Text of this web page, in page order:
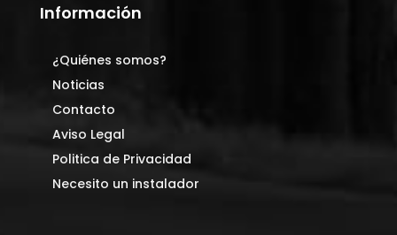
Información
¿Quiénes somos?
Noticias
Contacto
Aviso Legal
Politica de Privacidad
Necesito un instalador